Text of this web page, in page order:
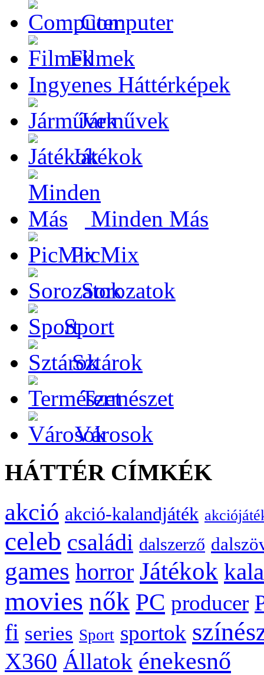
Computer
Filmek
Ingyenes Háttérképek
Járművek
Játékok
Minden Más
PicMix
Sorozatok
Sport
Sztárok
Természet
Városok
HÁTTÉR CÍMKÉK
akció akció-kalandjáték
celeb családi dalszerző
games horror Játékok
movies nők PC producer
fi series Sport sportok
X360 Állatok énekesnő